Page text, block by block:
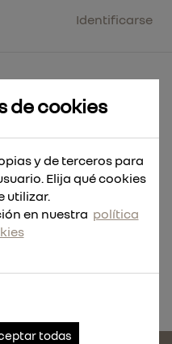
Identificarse
MM
de cookies
y de terceros para
Elija qué cookies
utilizar.
en nuestra política
todas